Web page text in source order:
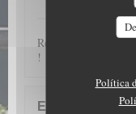
Política
Restaurant très
!
ESPAGNAC F